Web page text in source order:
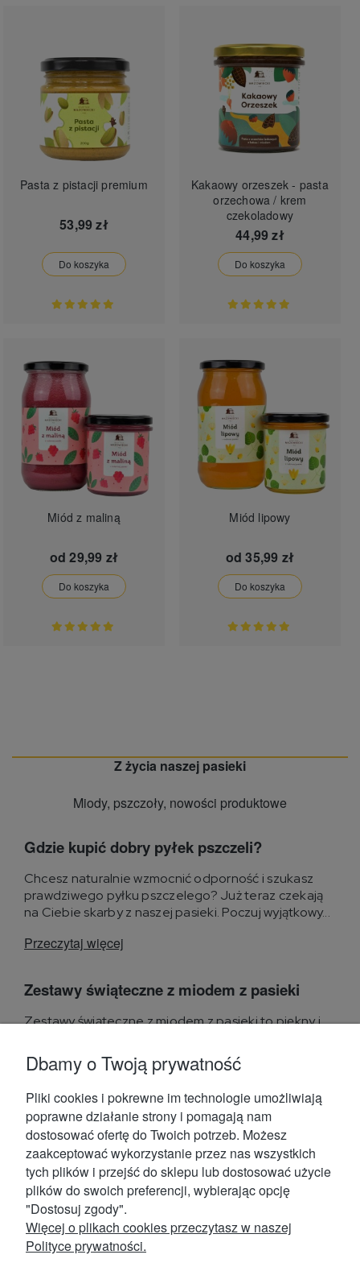
Pasta z pistacji premium
53,99 zł
Do koszyka
Kakaowy orzeszek - pasta
orzechowa / krem
czekoladowy
44,99 zł
Do koszyka
Miód z maliną
od 29,99 zł
Do koszyka
Miód lipowy
od 35,99 zł
Do koszyka
Z życia naszej pasieki
Miody, pszczoły, nowości produktowe
Gdzie kupić dobry pyłek pszczeli?
Chcesz naturalnie wzmocnić odporność i szukasz
prawdziwego pyłku pszczelego? Już teraz czekają
na Ciebie skarby z naszej pasieki. Poczuj wyjątkowy...
Przeczytaj więcej
Zestawy świąteczne z miodem z pasieki
Zestawy świąteczne z miodem z pasieki to piękny i
internetowego...
Kontakt
Dbamy o Twoją prywatność
Pliki cookies i pokrewne im technologie umożliwiają
poprawne działanie strony i pomagają nam
dostosować ofertę do Twoich potrzeb. Możesz
zaakceptować wykorzystanie przez nas wszystkich
tych plików i przejść do sklepu lub dostosować użycie
plików do swoich preferencji, wybierając opcję
"Dostosuj zgody".
Więcej o plikach cookies przeczytasz w naszej
Polityce prywatności.